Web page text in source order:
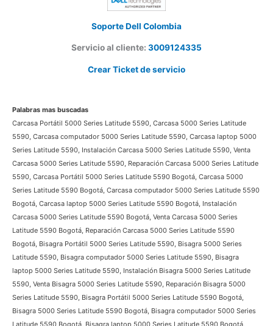
un producto Latitude, Puede comunicarse con uno de
Soporte Dell Colombia
Crear Ticket de servicio
Palabras mas buscadas
Carcasa Portátil 5000 Series Latitude 5590, Carcasa 5000 Series Latitude
5590, Carcasa computador 5000 Series Latitude 5590, Carcasa laptop
5000 Series Latitude 5590, Instalación Carcasa 5000 Series Latitude 5590,
Venta Carcasa 5000 Series Latitude 5590, Reparación Carcasa 5000 Series
Latitude 5590, Carcasa Portátil 5000 Series Latitude 5590 Bogotá, Carcasa
5000 Series Latitude 5590 Bogotá, Carcasa computador 5000 Series
Latitude 5590 Bogotá, Carcasa laptop 5000 Series Latitude 5590 Bogotá,
Instalación Carcasa 5000 Series Latitude 5590 Bogotá, Venta Carcasa
5000 Series Latitude 5590 Bogotá, Reparación Carcasa 5000 Series
Latitude 5590 Bogotá, Bisagra Portátil 5000 Series Latitude 5590, Bisagra
5000 Series Latitude 5590, Bisagra computador 5000 Series Latitude
5590, Bisagra laptop 5000 Series Latitude 5590, Instalación Bisagra 5000